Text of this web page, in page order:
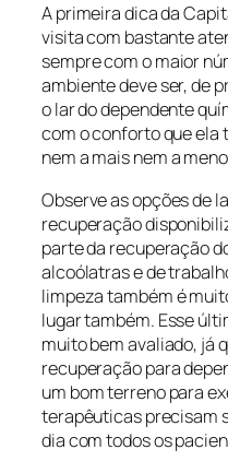
A primeira dica da
visita com bastante
sempre com o maior
ambiente deve ser, de
o lar do dependente
com o conforto que ela
nem a mais nem a
Observe as opções de
recuperação
parte da recuperação
alcoólatras e de
limpeza também é
lugar também. Esse
muito bem avaliado, já
recuperação para
um bom terreno para
terapêuticas precisam
dia com todos os